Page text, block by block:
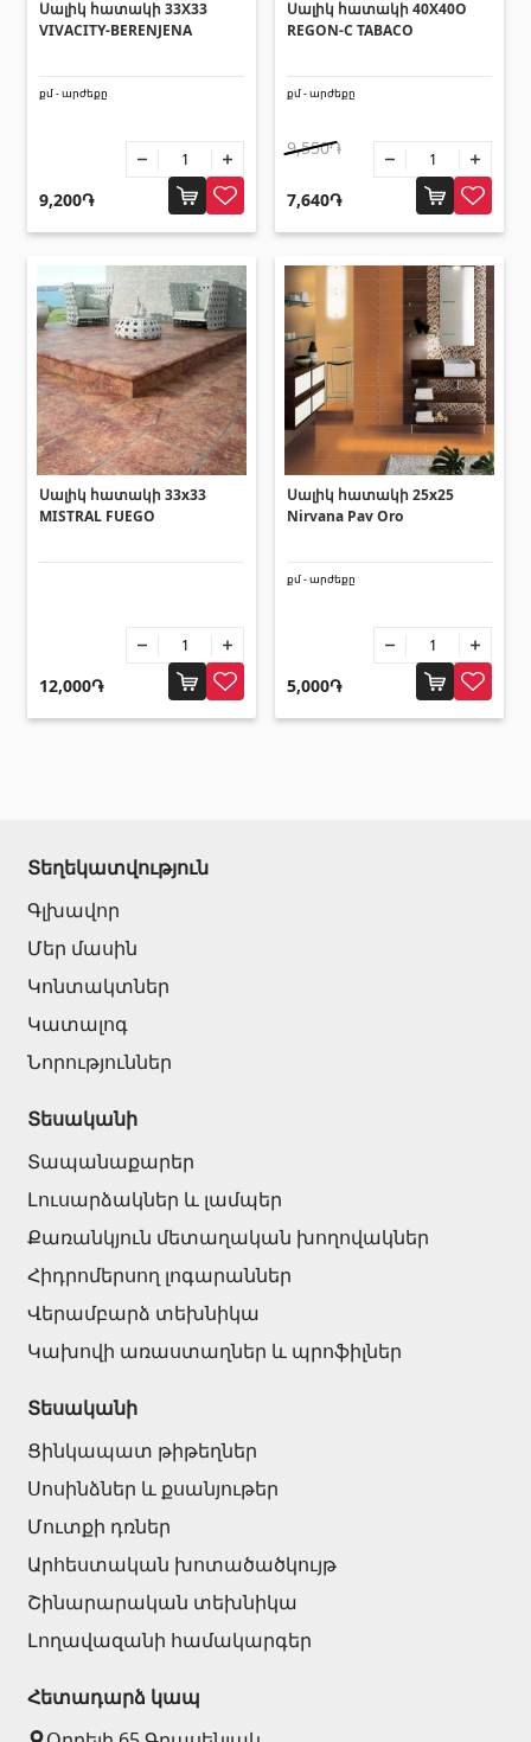
Սալիկ հատակի 33X33
VIVACITY-BERENJENA
քմ - արժեքը
9,200֏
Սալիկ հատակի 40X40O
REGON-C TABACO
քմ - արժեքը
9,550֏
7,640֏
Սալիկ հատակի 33x33
MISTRAL FUEGO
12,000֏
Սալիկ հատակի 25x25
Nirvana Pav Oro
քմ - արժեքը
5,000֏
Տեղեկատվություն
Գլխավոր
Մեր մասին
Կոնտակտներ
Կատալոգ
Նորություններ
Տեսականի
Տապանաքարեր
Լուսարձակներ և լամպեր
Քառանկյուն մետաղական խողովակներ
Հիդրոմերսող լոգարաններ
Վերամբարձ տեխնիկա
Կախովի առաստաղներ և պրոֆիլներ
Տեսականի
Ցինկապատ թիթեղներ
Սոսինձներ և քսանյութեր
Մուտքի դռներ
Արհեստական խոտածածկույթ
Շինարարական տեխնիկա
Լողավազանի համակարգեր
Հետադարձ կապ